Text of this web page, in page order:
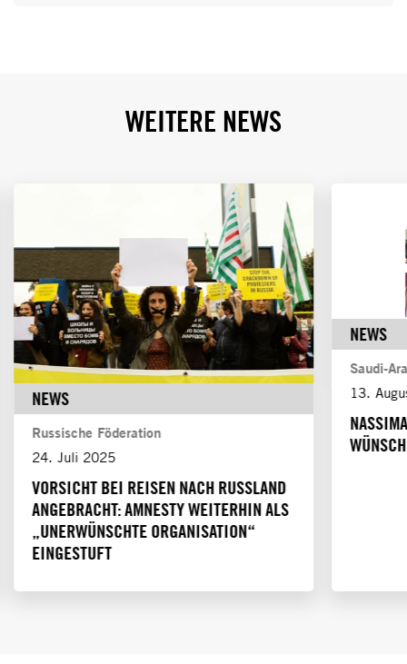
WEITERE NEWS
NEWS
Russische Föderation
24. Juli 2025
VORSICHT BEI REISEN NACH RUSSLAND
ANGEBRACHT: AMNESTY WEITERHIN ALS
„UNERWÜNSCHTE ORGANISATION“
EINGESTUFT
NEWS
Saudi-
13.